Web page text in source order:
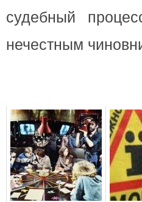
судебный
нечестным